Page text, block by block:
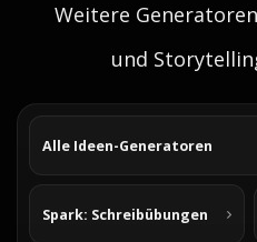
Weitere
und
Alle Ideen-Generatoren
Spark: Schreibübungen